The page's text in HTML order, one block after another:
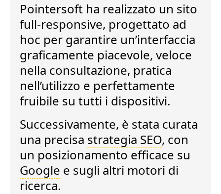
Pointersoft ha realizzato un sito
full-responsive, progettato ad
hoc per garantire un’interfaccia
graficamente piacevole, veloce
nella consultazione, pratica
nell’utilizzo e perfettamente
fruibile su tutti i dispositivi.
Successivamente, è stata curata
una precisa strategia SEO, con
un posizionamento efficace su
Google e sugli altri motori di
ricerca.